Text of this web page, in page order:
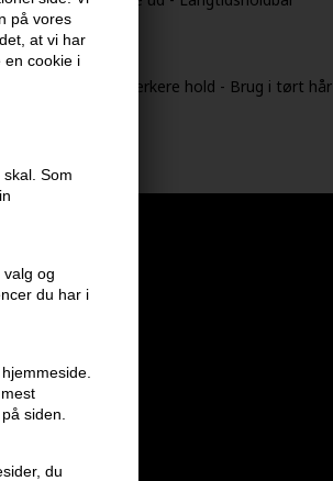
på vores
at vi har
en cookie i
Som
og
du har i
siden.
du
ekstra for stærkere hold - Brug i tørt hår